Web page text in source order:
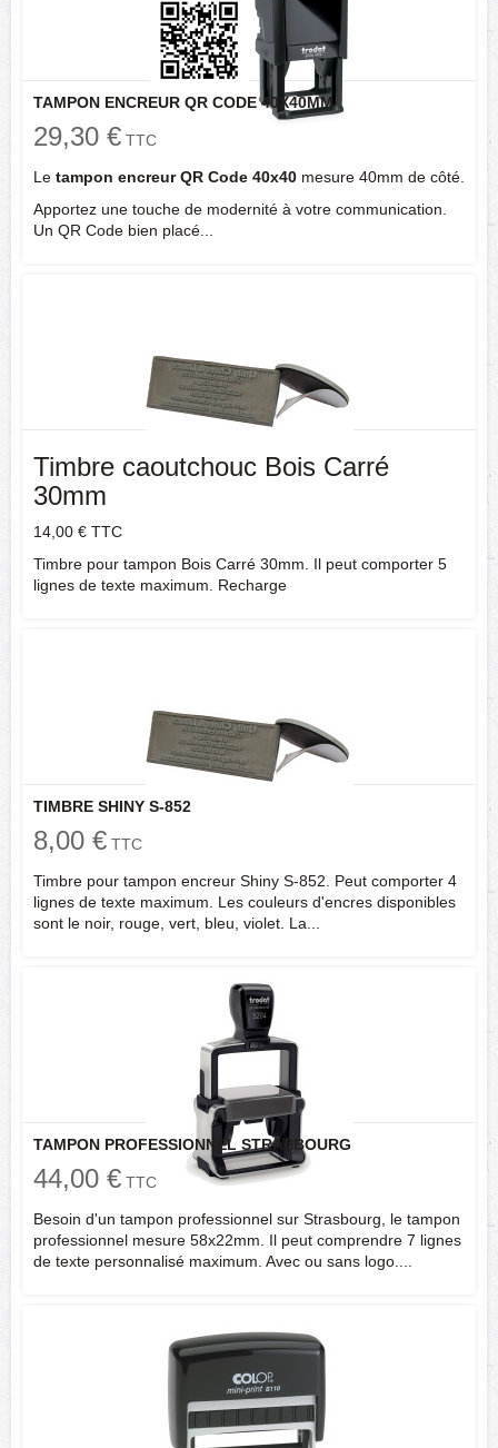
TAMPON ENCREUR QR CODE 40X40MM
29,30 € TTC
Le tampon encreur QR Code 40x40 mesure 40mm de côté.
Apportez une touche de modernité à votre communication.
Un QR Code bien placé...
Timbre caoutchouc Bois Carré
30mm
14,00 € TTC
Timbre pour tampon Bois Carré 30mm. Il peut comporter 5
lignes de texte maximum. Recharge
TIMBRE SHINY S-852
8,00 € TTC
Timbre pour tampon encreur Shiny S-852. Peut comporter 4
lignes de texte maximum. Les couleurs d'encres disponibles
sont le noir, rouge, vert, bleu, violet. La...
TAMPON PROFESSIONNEL STRASBOURG
44,00 € TTC
Besoin d'un tampon professionnel sur Strasbourg, le tampon
professionnel mesure 58x22mm. Il peut comprendre 7 lignes
de texte personnalisé maximum. Avec ou sans logo....